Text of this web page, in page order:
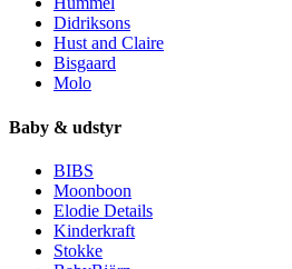
Didriksons
Hust and Claire
Bisgaard
Molo
Baby & udstyr
BIBS
Moonboon
Elodie Details
Kinderkraft
Stokke